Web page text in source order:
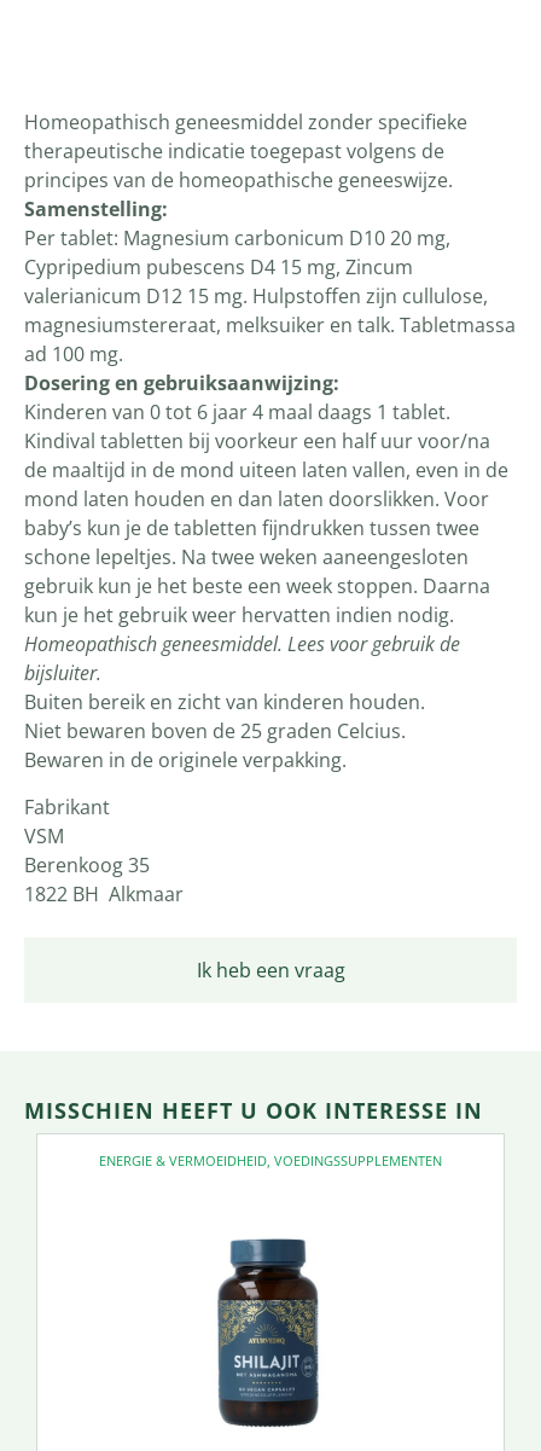
Ik heb een vraag
Homeopathisch geneesmiddel zonder specifieke
therapeutische indicatie toegepast volgens de
principes van de homeopathische geneeswijze.
Samenstelling:
Per tablet: Magnesium carbonicum D10 20 mg,
Cypripedium pubescens D4 15 mg, Zincum
valerianicum D12 15 mg. Hulpstoffen zijn cullulose,
magnesiumstereraat, melksuiker en talk. Tabletmassa
ad 100 mg.
Dosering en gebruiksaanwijzing:
Kinderen van 0 tot 6 jaar 4 maal daags 1 tablet.
Kindival tabletten bij voorkeur een half uur voor/na
de maaltijd in de mond uiteen laten vallen, even in de
mond laten houden en dan laten doorslikken. Voor
baby’s kun je de tabletten fijndrukken tussen twee
schone lepeltjes. Na twee weken aaneengesloten
gebruik kun je het beste een week stoppen. Daarna
kun je het gebruik weer hervatten indien nodig.
Homeopathisch geneesmiddel. Lees voor gebruik de
bijsluiter.
Buiten bereik en zicht van kinderen houden.
Niet bewaren boven de 25 graden Celcius.
Bewaren in de originele verpakking.
Fabrikant
VSM
Berenkoog 35
1822 BH Alkmaar
MISSCHIEN HEEFT U OOK INTERESSE IN
ENERGIE & VERMOEIDHEID VOEDINGSSUPPLEMENTEN